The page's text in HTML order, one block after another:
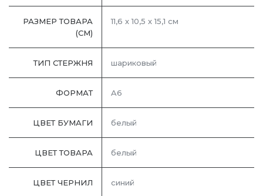
РАЗМЕР ТОВАРА
(СМ)
11,6 х 10,5 х 15,1 см
ТИП СТЕРЖНЯ шариковый
ФОРМАТ A6
ЦВЕТ БУМАГИ белый
ЦВЕТ ТОВАРА белый
ЦВЕТ ЧЕРНИЛ синий